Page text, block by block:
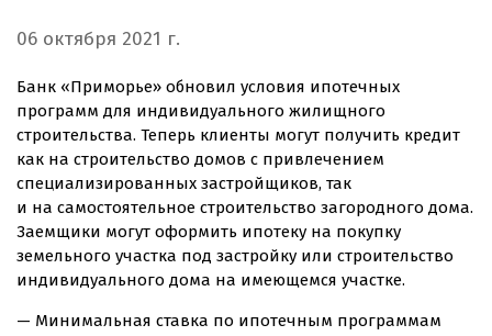
06 октября 2021 г.
Банк «Приморье» обновил условия ипотечных
программ для индивидуального жилищного
строительства. Теперь клиенты могут получить кредит
как на строительство домов с привлечением
специализированных застройщиков, так
и на самостоятельное строительство загородного дома.
Заемщики могут оформить ипотеку на покупку
земельного участка под застройку или строительство
индивидуального дома на имеющемся участке.
— Минимальная ставка по ипотечным программам